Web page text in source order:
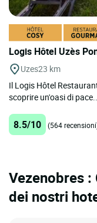
Logis Hôtel Uzès
Uzes23 km
Il Logis Hôtel
scoprire un'oasi di pace...
8.5/10 (564
Vezenobres
dei nostri